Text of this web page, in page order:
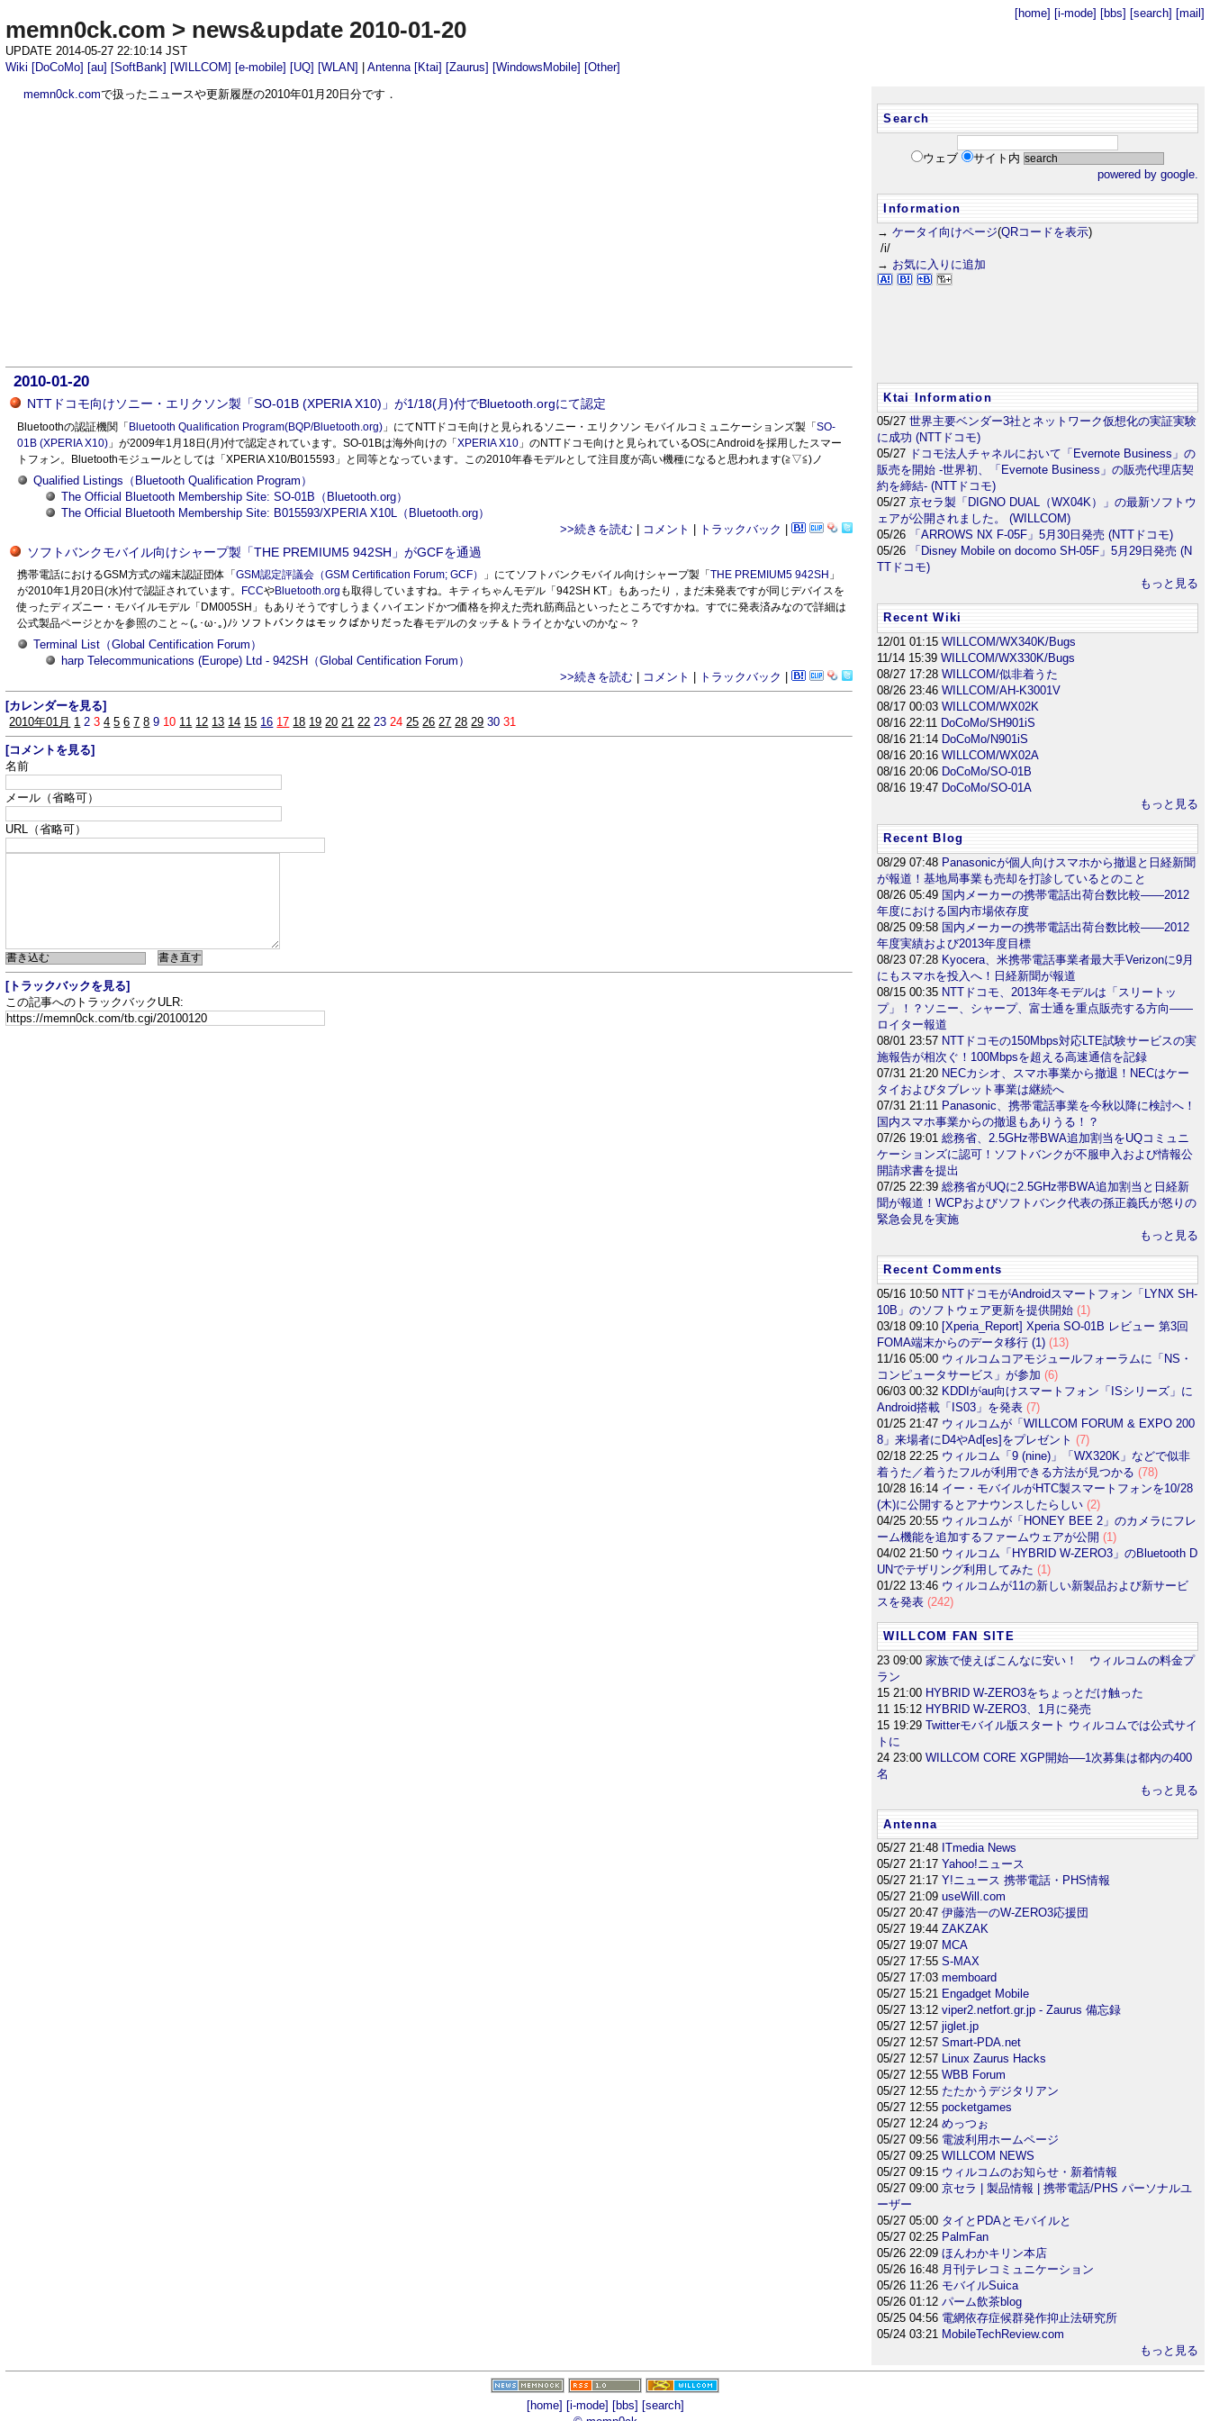
[home] [i-mode] [bbs] [search] [mail]
memn0ck.com > news&update 2010-01-20
UPDATE 2014-05-27 22:10:14 JST
Wiki [DoCoMo] [au] [SoftBank] [WILLCOM] [e-mobile] [UQ] [WLAN] |Antenna [Ktai] [Zaurus] [WindowsMobile] [Other]
memn0ck.comで扱ったニュースや更新履歴の2010年01月20日分です．
2010-01-20
NTTドコモ向けソニー・エリクソン製「SO-01B (XPERIA X10)」が1/18(月)付でBluetooth.orgにて認定
Bluetoothの認証機関「Bluetooth Qualification Program(BQP/Bluetooth.org)」にてNTTドコモ向けと見られるソニー・エリクソン モバイルコミュニケーションズ製「SO-
01B (XPERIA X10)」が2009年1月18日(月)付で認定されています。SO-01Bは海外向けの「XPERIA X10」のNTTドコモ向けと見られているOSにAndroidを採用したスマー
トフォン。Bluetoothモジュールとしては「XPERIA X10/B015593」と同等となっています。この2010年春モデルとして注目度が高い機種になると思われます(≧▽≦)ノ
Qualified Listings（Bluetooth Qualification Program）
The Official Bluetooth Membership Site: SO-01B（Bluetooth.org）
The Official Bluetooth Membership Site: B015593/XPERIA X10L（Bluetooth.org）
>>続きを読む | コメント | トラックバック |
ソフトバンクモバイル向けシャープ製「THE PREMIUM5 942SH」がGCFを通過
携帯電話におけるGSM方式の端末認証団体「GSM認定評議会（GSM Certification Forum; GCF） 」にてソフトバンクモバイル向けシャープ製「THE PREMIUM5 942SH 」
が2010年1月20日(水)付で認証されています。
FCCやBluetooth.org も取得していますね。キティちゃんモデル「942SH KT」もあったり，まだ未発表ですが同じデバイスを
使ったディズニー・モバイルモデル「DM005SH」もありそうですしうまくハイエンドかつ価格を抑えた売れ筋商品といったところですかね。すでに発表済みなので詳細は
公式製品ページとかを参照のこと～(｡･ω･｡)ﾉｼ ソフトバンクはモックばかりだった春モデルのタッチ＆トライとかないのかな～？
Terminal List（Global Centification Forum）
harp Telecommunications (Europe) Ltd - 942SH（Global Centification Forum）
>>続きを読む | コメント | トラックバック |
[カレンダーを見る]
2010年01月 1 2 3 4 5 6 7 8 9 10 11 12 13 14 15 16 17 18 19 20 21 22 23 24 25 26 27 28 29 30 31
[コメントを見る]
名前
メール（省略可）
URL（省略可）
[トラックバックを見る]
この記事へのトラックバックULR:
Search
ウェブ
サイト内
powered by google.
Information
→ケータイ向けページ(QRコードを表示)
/i/
→ お気に入りに追加
Ktai Information
05/27世界主要ベンダー3社とネットワーク仮想化の実証実験
に成功 (NTTドコモ)
05/27 ドコモ法人チャネルにおいて「Evernote Business」の
販売を開始 -世界初、「Evernote Business」の販売代理店契
約を締結- (NTTドコモ)
05/27京セラ製「DIGNO DUAL（WX04K）」の最新ソフトウ
ェアが公開されました。 (WILLCOM)
05/26
「ARROWS NX F-05F」5月30日発売 (NTTドコモ)
05/26
「Disney Mobile on docomo SH-05F」5月29日発売 (N
TTドコモ)
もっと見る
Recent Wiki
12/01 01:15WILLCOM/WX340K/Bugs
11/14 15:39WILLCOM/WX330K/Bugs
08/27 17:28WILLCOM/似非着うた
08/26 23:46WILLCOM/AH-K3001V
08/17 00:03WILLCOM/WX02K
08/16 22:11 DoCoMo/SH901iS
08/16 21:14 DoCoMo/N901iS
08/16 20:16WILLCOM/WX02A
08/16 20:06 DoCoMo/SO-01B
08/16 19:47 DoCoMo/SO-01A
もっと見る
Recent Blog
08/29 07:48 Panasonicが個人向けスマホから撤退と日経新聞
が報道！基地局事業も売却を打診しているとのこと
08/26 05:49 国内メーカーの携帯電話出荷台数比較――2012
年度における国内市場依存度
08/25 09:58 国内メーカーの携帯電話出荷台数比較――2012
年度実績および2013年度目標
08/23 07:28 Kyocera、米携帯電話事業者最大手Verizonに9月
にもスマホを投入へ！日経新聞が報道
08/15 00:35 NTTドコモ、2013年冬モデルは「スリートッ
プ」！？ソニー、シャープ、富士通を重点販売する方向――
ロイター報道
08/01 23:57 NTTドコモの150Mbps対応LTE試験サービスの実
施報告が相次ぐ！100Mbpsを超える高速通信を記録
07/31 21:20 NECカシオ、スマホ事業から撤退！NECはケー
タイおよびタブレット事業は継続へ
07/31 21:11 Panasonic、携帯電話事業を今秋以降に検討へ！
国内スマホ事業からの撤退もありうる！？
07/26 19:01総務省、2.5GHz帯BWA追加割当をUQコミュニ
ケーションズに認可！ソフトバンクが不服申入および情報公
開請求書を提出
07/25 22:39総務省がUQに2.5GHz帯BWA追加割当と日経新
聞が報道！WCPおよびソフトバンク代表の孫正義氏が怒りの
緊急会見を実施
もっと見る
Recent Comments
05/16 10:50 NTTドコモがAndroidスマートフォン「LYNX SH-
10B」のソフトウェア更新を提供開始(1)
03/18 09:10 [Xperia_Report] Xperia SO-01B レビュー 第3回
FOMA端末からのデータ移行 (1)(13)
11/16 05:00 ウィルコムコアモジュールフォーラムに「NS・
コンピュータサービス」が参加(6)
06/03 00:32 KDDIがau向けスマートフォン「ISシリーズ」に
Android搭載「IS03」を発表(7)
01/25 21:47 ウィルコムが「WILLCOM FORUM & EXPO 200
8」来場者にD4やAd[es]をプレゼント(7)
02/18 22:25 ウィルコム「9 (nine)」「WX320K」などで似非
着うた／着うたフルが利用できる方法が見つかる(78)
10/28 16:14 イー・モバイルがHTC製スマートフォンを10/28
(木)に公開するとアナウンスしたらしい(2)
04/25 20:55 ウィルコムが「HONEY BEE 2」のカメラにフレ
ーム機能を追加するファームウェアが公開(1)
04/02 21:50 ウィルコム「HYBRID W-ZERO3」のBluetooth D
UNでテザリング利用してみた(1)
01/22 13:46 ウィルコムが11の新しい新製品および新サービ
スを発表(242)
WILLCOM FAN SITE
23 09:00家族で使えばこんなに安い！ ウィルコムの料金プ
ラン
15 21:00 HYBRID W-ZERO3をちょっとだけ触った
11 15:12 HYBRID W-ZERO3、1月に発売
15 19:29Twitterモバイル版スタート ウィルコムでは公式サイ
トに
24 23:00WILLCOM CORE XGP開始──1次募集は都内の400
名
もっと見る
Antenna
05/27 21:48 ITmedia News
05/27 21:17Yahoo!ニュース
05/27 21:17Y!ニュース 携帯電話・PHS情報
05/27 21:09useWill.com
05/27 20:47伊藤浩一のW-ZERO3応援団
05/27 19:44ZAKZAK
05/27 19:07 MCA
05/27 17:55S-MAX
05/27 17:03memboard
05/27 15:21 Engadget Mobile
05/27 13:12viper2.netfort.gr.jp - Zaurus 備忘録
05/27 12:57jiglet.jp
05/27 12:57Smart-PDA.net
05/27 12:57 Linux Zaurus Hacks
05/27 12:55WBB Forum
05/27 12:55 たたかうデジタリアン
05/27 12:55pocketgames
05/27 12:24めっつぉ
05/27 09:56 電波利用ホームページ
05/27 09:25WILLCOM NEWS
05/27 09:15 ウィルコムのお知らせ・新着情報
05/27 09:00京セラ | 製品情報 | 携帯電話/PHS パーソナルユ
ーザー
05/27 05:00 タイとPDAとモバイルと
05/27 02:25 PalmFan
05/26 22:09ほんわかキリン本店
05/26 16:48 月刊テレコミュニケーション
05/26 11:26 モバイルSuica
05/26 01:12パーム飲茶blog
05/25 04:56 電網依存症候群発作抑止法研究所
05/24 03:21 MobileTechReview.com
もっと見る
[home] [i-mode] [bbs] [search]